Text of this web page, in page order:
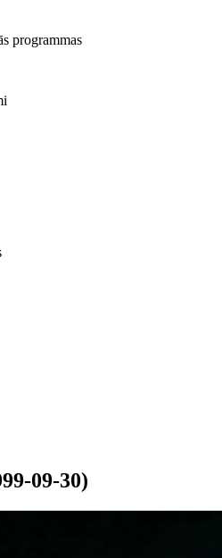
programmas
09-30)